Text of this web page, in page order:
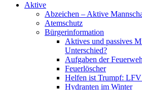
Aktive
Abzeichen – Aktive
Atemschutz
Bürgerinformation
Aktives und passives
Unterschied?
Aufgaben der
Feuerlöscher
Helfen ist Trumpf:
Hydranten im Winter